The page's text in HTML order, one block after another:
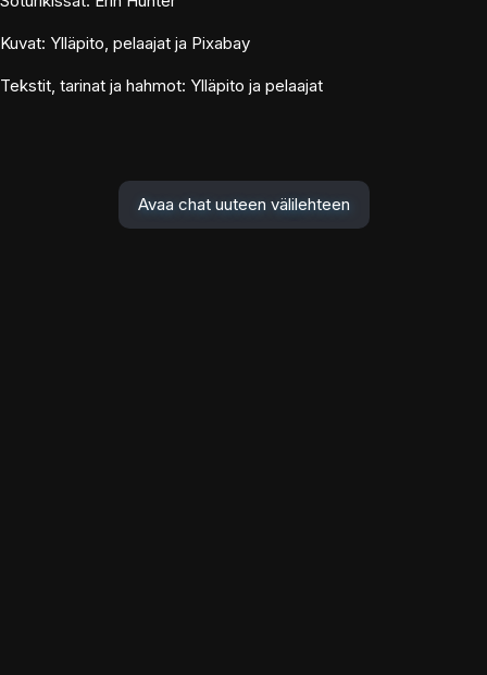
Kuvat: Ylläpito, pelaajat ja Pixabay
Tekstit, tarinat ja hahmot: Ylläpito ja pelaajat
Avaa chat uuteen välilehteen